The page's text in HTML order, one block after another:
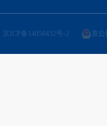
京ICP备14058432号-2 京公